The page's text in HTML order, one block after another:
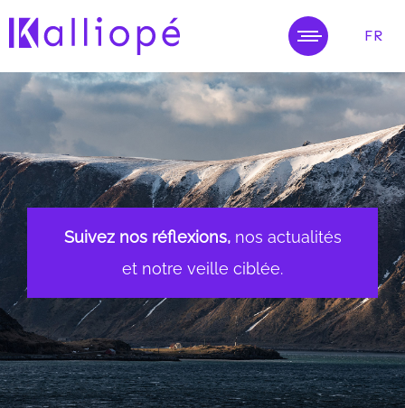
FR
Suivez nos réflexions, nos actualités
et notre veille ciblée.